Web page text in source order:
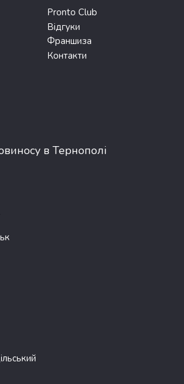
Pronto Club
Відгуки
Франшиза
Контакти
в Тернополі